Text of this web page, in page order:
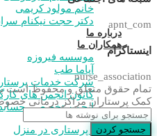
خانم مولود کریمی
دکتر حجت نیکنام
درباره ما
همکاران ما
موسسه فیروزه
آپاما طب
شرکت خدمات
کانون انجمن های
انجمن تخصصی
خدمات پرستاری در منزل
apnt_com
اینستاگرام
nurse_association
تمام حقوق متعلق و محفوظ است
کمک پرستاران مراکز درمانی
جستجو کردن